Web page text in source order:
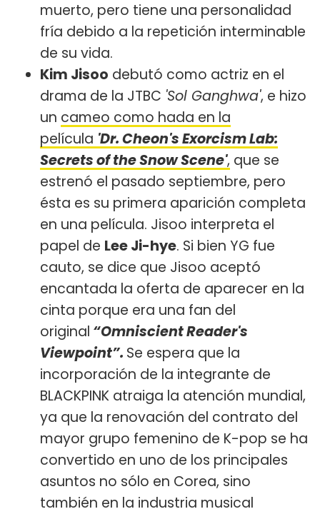
muerto, pero tiene una personalidad
fría debido a la repetición interminable
de su vida.
Kim Jisoo debutó como actriz en el
drama de la JTBC 'Sol Ganghwa', e hizo
un cameo como hada en la
película 'Dr. Cheon's Exorcism Lab:
Secrets of the Snow Scene', que se
estrenó el pasado septiembre, pero
ésta es su primera aparición completa
en una película. Jisoo interpreta el
papel de Lee Ji-hye. Si bien YG fue
cauto, se dice que Jisoo aceptó
encantada la oferta de aparecer en la
cinta porque era una fan del
original “Omniscient Reader's
Viewpoint”. Se espera que la
incorporación de la integrante de
BLACKPINK atraiga la atención mundial,
ya que la renovación del contrato del
mayor grupo femenino de K-pop se ha
convertido en uno de los principales
asuntos no sólo en Corea, sino
también en la industria musical